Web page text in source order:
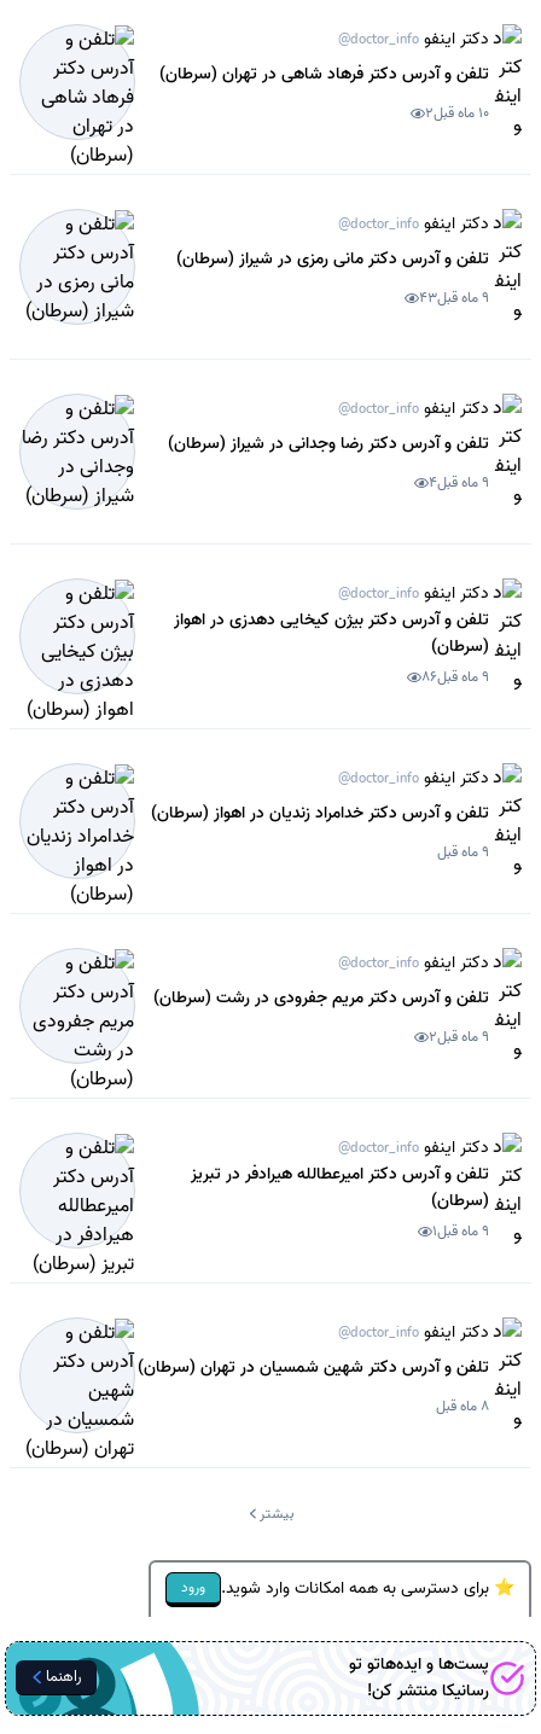
دکتر اینفو @doctor_info
تلفن و آدرس دکتر فرهاد شاهی در تهران (سرطان)
10 ماه قبل 2
دکتر اینفو @doctor_info
تلفن و آدرس دکتر مانی رمزی در شیراز (سرطان)
9 ماه قبل 43
دکتر اینفو @doctor_info
تلفن و آدرس دکتر رضا وجدانی در شیراز (سرطان)
9 ماه قبل 4
دکتر اینفو @doctor_info
تلفن و آدرس دکتر بیژن کیخایی دهدزی در اهواز
(سرطان)
9 ماه قبل 86
دکتر اینفو @doctor_info
تلفن و آدرس دکتر خدامراد زندیان در اهواز (سرطان)
9 ماه قبل
دکتر اینفو @doctor_info
تلفن و آدرس دکتر مریم جفرودی در رشت (سرطان)
9 ماه قبل 2
دکتر اینفو @doctor_info
تلفن و آدرس دکتر امیرعطالله هیرادفر در تبریز
(سرطان)
9 ماه قبل 1
دکتر اینفو @doctor_info
تلفن و آدرس دکتر شهین شمسیان در تهران (سرطان)
8 ماه قبل
بیشتر
⭐ برای دسترسی به همه امکانات وارد شوید. ورود
پست‌ها و ایده‌هاتو تو
رسانیکامنتشر کن! راهنما